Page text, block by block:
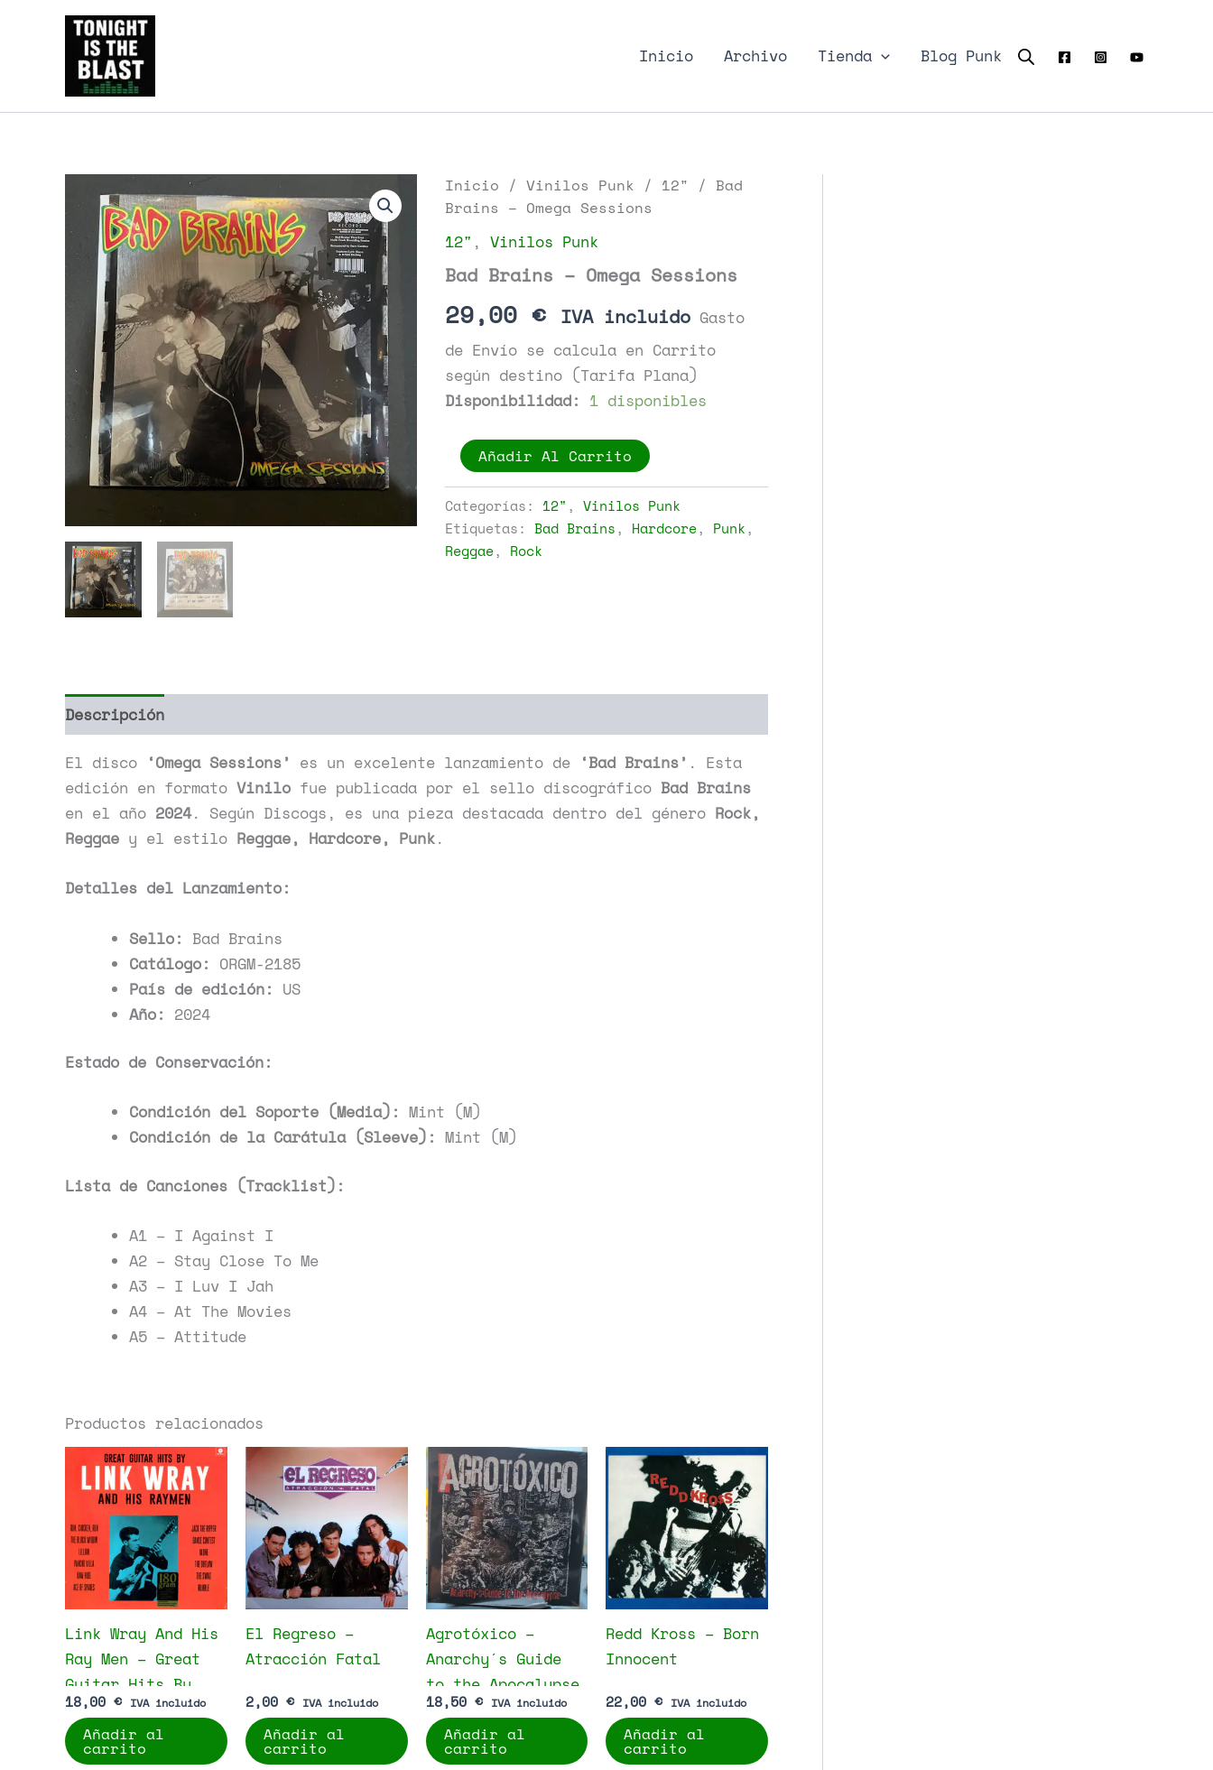
contenido
Inicio Archivo Tienda Blog Punk
Inicio / Vinilos Punk / 12" / Bad
Brains – Omega Sessions
12" , Vinilos Punk
Bad Brains – Omega Sessions
29,00 € IVA incluido Gasto
de Envío se calcula en Carrito
según destino (Tarifa Plana)
Disponibilidad: 1 disponibles
Bad
Brains
-
Omega
Sessions
cantidad
Añadir Al Carrito
Categorías: 12" , Vinilos Punk
Etiquetas: Bad Brains, Hardcore, Punk,
Reggae, Rock
Descripción
El disco ‘Omega Sessions’ es un excelente lanzamiento de ‘Bad Brains’ . Esta
edición en formato Vinilo fue publicada por el sello discográfico Bad Brains
en el año 2024. Según Discogs, es una pieza destacada dentro del género Rock,
Reggae y el estilo Reggae, Hardcore, Punk.
Detalles del Lanzamiento:
Sello: Bad Brains
Catálogo: ORGM-2185
País de edición: US
Año: 2024
Estado de Conservación:
Condición del Soporte (Media): Mint (M)
Condición de la Carátula (Sleeve): Mint (M)
Lista de Canciones (Tracklist):
A1 – I Against I
A2 – Stay Close To Me
A3 – I Luv I Jah
A4 – At The Movies
A5 – Attitude
Productos relacionados
Link Wray And His
Ray Men – Great
Guitar Hits By
Link Wray And His
Raymen
18,00 € IVA incluido
Añadir al
carrito
El Regreso –
Atracción Fatal
2,00 € IVA incluido
Añadir al
carrito
Agrotóxico –
Anarchy´s Guide
to the Apocalypse
18,50 € IVA incluido
Añadir al
carrito
Redd Kross – Born
Innocent
22,00€ IVA incluido
Añadir al
carrito